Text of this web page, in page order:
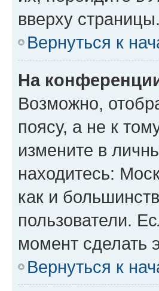
вверху
Вернуться к
На
Возможно,
поясу, а не к
измените в
находитесь:
как и
пользователи.
момент сделать
Вернуться к